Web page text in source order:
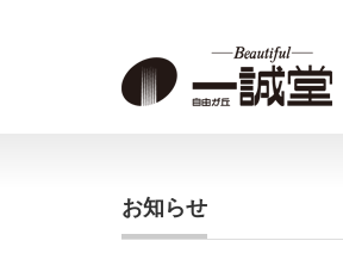
お知らせ